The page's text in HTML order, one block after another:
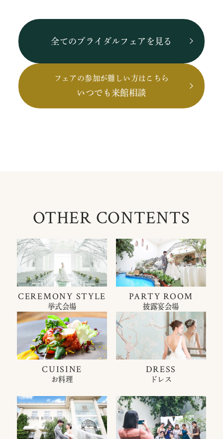
全てのブライダルフェアを見る
フェアの参加が難しい方はこちら
いつでも来館相談
OTHER CONTENTS
CEREMONY STYLE
挙式会場
PARTY ROOM
披露宴会場
CUISINE
お料理
DRESS
ドレス